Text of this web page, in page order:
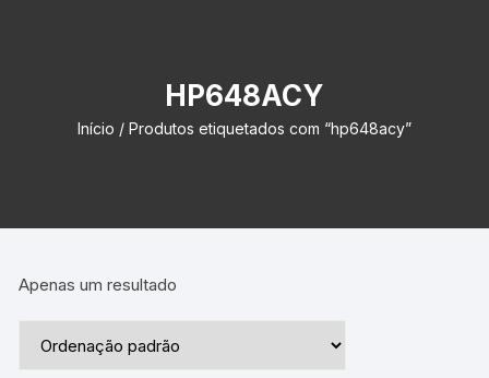
HP648ACY
Início / Produtos etiquetados com “hp648acy”
Apenas um resultado